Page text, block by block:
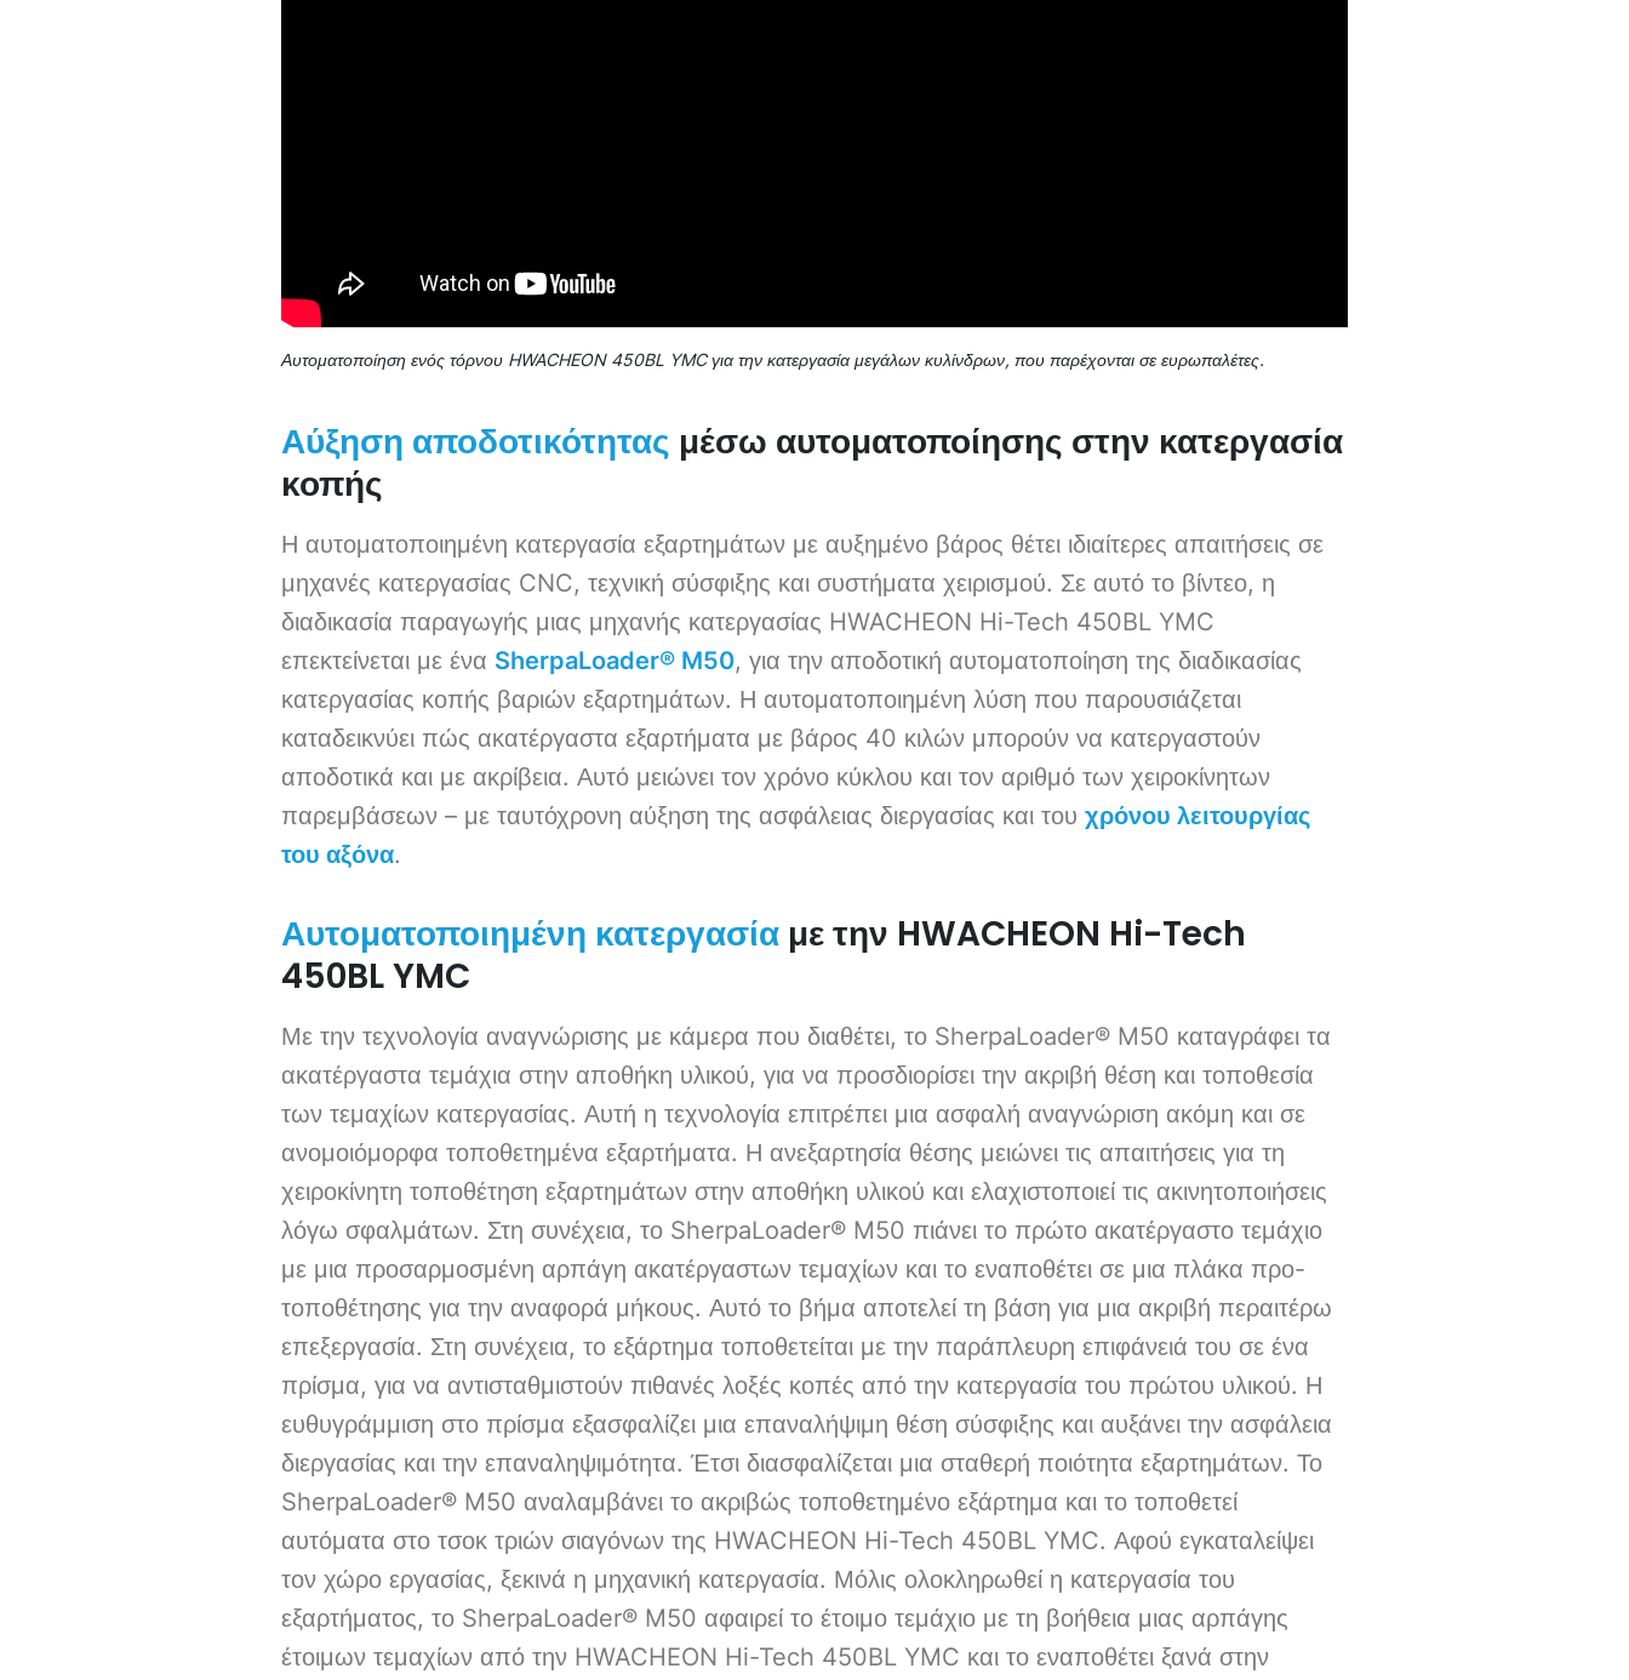
Αυτοματοποίηση ενός τόρνου HWACHEON 450BL YMC για την κατεργασία μεγάλων κυλίνδρων, που παρέχονται σε ευρωπαλέτες.
Αύξηση αποδοτικότητας μέσω αυτοματοποίησης στην κατεργασία
κοπής
Η αυτοματοποιημένη κατεργασία εξαρτημάτων με αυξημένο βάρος θέτει ιδιαίτερες απαιτήσεις σε
μηχανές κατεργασίας CNC, τεχνική σύσφιξης και συστήματα χειρισμού. Σε αυτό το βίντεο, η
διαδικασία παραγωγής μιας μηχανής κατεργασίας HWACHEON Hi-Tech 450BL YMC
επεκτείνεται με ένα SherpaLoader® M50, για την αποδοτική αυτοματοποίηση της διαδικασίας
κατεργασίας κοπής βαριών εξαρτημάτων. Η αυτοματοποιημένη λύση που παρουσιάζεται
καταδεικνύει πώς ακατέργαστα εξαρτήματα με βάρος 40 κιλών μπορούν να κατεργαστούν
αποδοτικά και με ακρίβεια. Αυτό μειώνει τον χρόνο κύκλου και τον αριθμό των χειροκίνητων
παρεμβάσεων – με ταυτόχρονη αύξηση της ασφάλειας διεργασίας και του χρόνου λειτουργίας
του αξόνα.
Αυτοματοποιημένη κατεργασία με την HWACHEON Hi-Tech
450BL YMC
Με την τεχνολογία αναγνώρισης με κάμερα που διαθέτει, το SherpaLoader® M50 καταγράφει τα
ακατέργαστα τεμάχια στην αποθήκη υλικού, για να προσδιορίσει την ακριβή θέση και τοποθεσία
των τεμαχίων κατεργασίας. Αυτή η τεχνολογία επιτρέπει μια ασφαλή αναγνώριση ακόμη και σε
ανομοιόμορφα τοποθετημένα εξαρτήματα. Η ανεξαρτησία θέσης μειώνει τις απαιτήσεις για τη
χειροκίνητη τοποθέτηση εξαρτημάτων στην αποθήκη υλικού και ελαχιστοποιεί τις ακινητοποιήσεις
λόγω σφαλμάτων. Στη συνέχεια, το SherpaLoader® M50 πιάνει το πρώτο ακατέργαστο τεμάχιο
με μια προσαρμοσμένη αρπάγη ακατέργαστων τεμαχίων και το εναποθέτει σε μια πλάκα προ-
τοποθέτησης για την αναφορά μήκους. Αυτό το βήμα αποτελεί τη βάση για μια ακριβή περαιτέρω
επεξεργασία. Στη συνέχεια, το εξάρτημα τοποθετείται με την παράπλευρη επιφάνειά του σε ένα
πρίσμα, για να αντισταθμιστούν πιθανές λοξές κοπές από την κατεργασία του πρώτου υλικού. Η
ευθυγράμμιση στο πρίσμα εξασφαλίζει μια επαναλήψιμη θέση σύσφιξης και αυξάνει την ασφάλεια
διεργασίας και την επαναληψιμότητα. Έτσι διασφαλίζεται μια σταθερή ποιότητα εξαρτημάτων. Το
SherpaLoader® M50 αναλαμβάνει το ακριβώς τοποθετημένο εξάρτημα και το τοποθετεί
αυτόματα στο τσοκ τριών σιαγόνων της HWACHEON Hi-Tech 450BL YMC. Αφού εγκαταλείψει
τον χώρο εργασίας, ξεκινά η μηχανική κατεργασία. Μόλις ολοκληρωθεί η κατεργασία του
εξαρτήματος, το SherpaLoader® M50 αφαιρεί το έτοιμο τεμάχιο με τη βοήθεια μιας αρπάγης
έτοιμων τεμαχίων από την HWACHEON Hi-Tech 450BL YMC και το εναποθέτει ξανά στην